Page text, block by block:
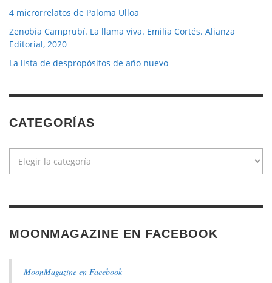
4 microrrelatos de Paloma Ulloa
Zenobia Camprubí. La llama viva. Emilia Cortés. Alianza
Editorial, 2020
La lista de despropósitos de año nuevo
CATEGORÍAS
MOONMAGAZINE EN FACEBOOK
MoonMagazine en Facebook